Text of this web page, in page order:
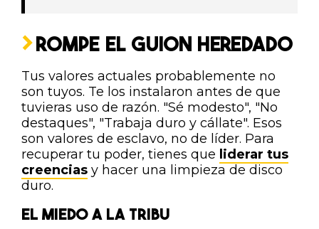
ROMPE EL GUION HEREDADO
Tus valores actuales probablemente no
son tuyos. Te los instalaron antes de que
tuvieras uso de razón. "Sé modesto", "No
destaques", "Trabaja duro y cállate". Esos
son valores de esclavo, no de líder. Para
recuperar tu poder, tienes que liderar tus
creencias y hacer una limpieza de disco
duro.
EL MIEDO A LA TRIBU